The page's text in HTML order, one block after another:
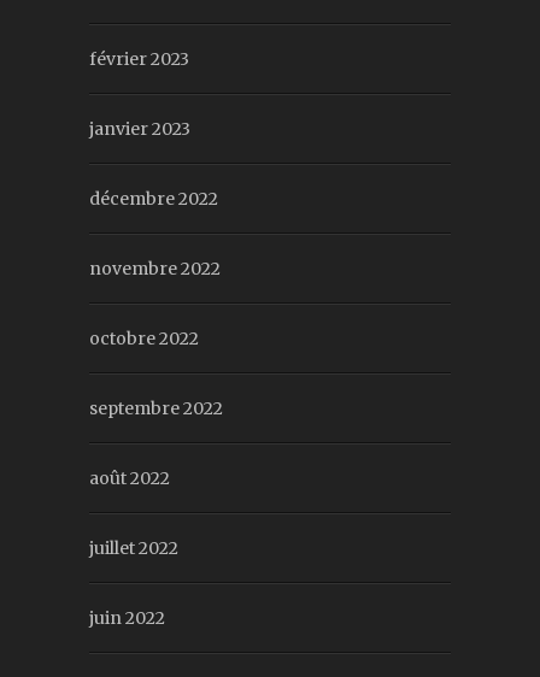
février 2023
janvier 2023
décembre 2022
novembre 2022
octobre 2022
septembre 2022
août 2022
juillet 2022
juin 2022